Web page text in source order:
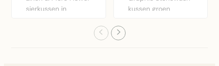
sierkussen in
kussen groen